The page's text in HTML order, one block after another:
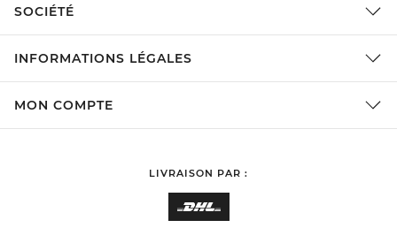
SOCIÉTÉ
INFORMATIONS LÉGALES
MON COMPTE
LIVRAISON PAR :